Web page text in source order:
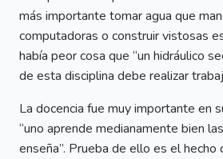
más importante tomar agua que
computadoras o construir vistosas
había peor cosa que “un hidráulico
de esta disciplina debe realizar
La docencia fue muy importante en
“uno aprende medianamente bien
enseña”. Prueba de ello es el